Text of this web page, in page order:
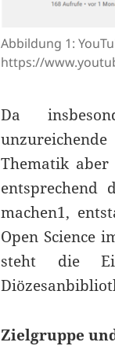
Abbildung 1:
https://
Da
Thematik
entsprechend
machen1,
Open Science
steht die
Zielgruppe